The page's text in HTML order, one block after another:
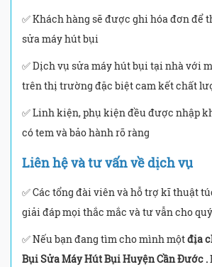
✅ Khách hàng sẽ được ghi hóa đơn để
sửa máy hút bụi
✅ Dịch vụ sửa máy hút bụi tại nhà với
trên thị trường đặc biệt cam kết chất
✅ Linh kiện, phụ kiện đều được nhập
có tem và bảo hành rõ ràng
Liên hệ và tư vấn về dịch vụ
✅ Các tổng đài viên và hỗ trợ kĩ thuật
giải đáp mọi thắc mắc và tư vẫn cho
✅ Nếu bạn đang tìm cho mình mộtđịa
Bụi Sửa Máy Hút Bụi Huyện Cần Đước .